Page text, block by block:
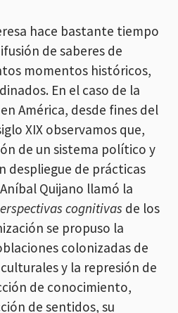
hace bastante tiempo
de saberes de
momentos históricos,
En el caso de la
América, desde fines del
XIX observamos que,
de un sistema político y
despliegue de prácticas
Quijano llamó la
cognitivas de los
se propuso la
colonizadas de
y la represión de
de conocimiento,
de sentidos, su